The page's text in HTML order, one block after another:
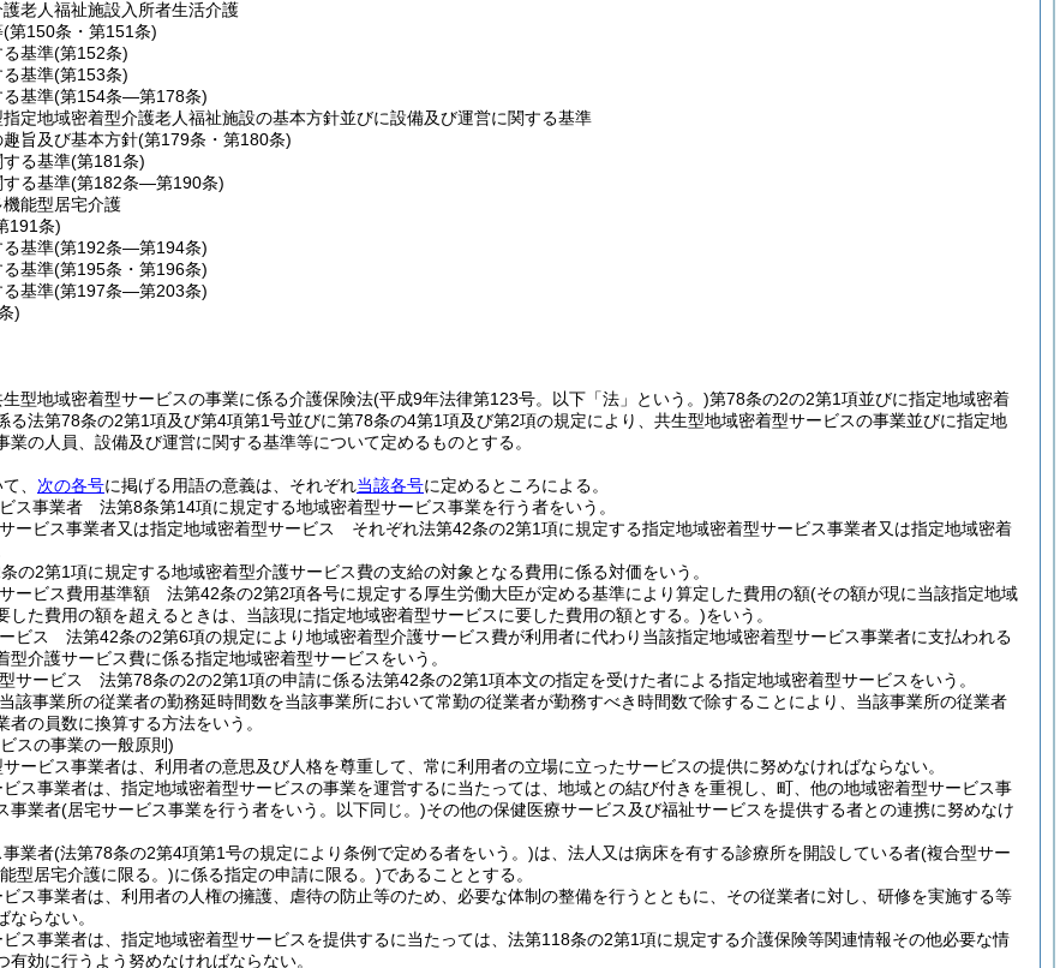
老人福祉施設入所者生活介護
(第150条・第151条)
る基準(第152条)
基準(第153条)
基準(第154条―第178条)
定地域密着型介護老人福祉施設の基本方針並びに設備及び運営に関する基準
趣旨及び基本方針(第179条・第180条)
る基準(第181条)
る基準(第182条―第190条)
能型居宅介護
191条)
る基準(第192条―第194条)
基準(第195条・第196条)
基準(第197条―第203条)
)
型地域密着型サービスの事業に係る介護保険法(平成9年法律第123号。以下「法」という。)第78条の2の2第1項並びに指定地域密着
る法第78条の2第1項及び第4項第1号並びに第78条の4第1項及び第2項の規定により、共生型地域密着型サービスの事業並びに指定地
業の人員、設備及び運営に関する基準等について定めるものとする。
、 次の各号に掲げる用語の意義は、それぞれ当該各号に定めるところによる。
ス事業者 法第8条第14項に規定する地域密着型サービス事業を行う者をいう。
ービス事業者又は指定地域密着型サービス それぞれ法第42条の2第1項に規定する指定地域密着型サービス事業者又は指定地域密着
の2第1項に規定する地域密着型介護サービス費の支給の対象となる費用に係る対価をいう。
ービス費用基準額 法第42条の2第2項各号に規定する厚生労働大臣が定める基準により算定した費用の額(その額が現に当該指定地域
した費用の額を超えるときは、当該現に指定地域密着型サービスに要した費用の額とする。)をいう。
ビス 法第42条の2第6項の規定により地域密着型介護サービス費が利用者に代わり当該指定地域密着型サービス事業者に支払われる
型介護サービス費に係る指定地域密着型サービスをいう。
サービス 法第78条の2の2第1項の申請に係る法第42条の2第1項本文の指定を受けた者による指定地域密着型サービスをいう。
事業所の従業者の勤務延時間数を当該事業所において常勤の従業者が勤務すべき時間数で除することにより、当該事業所の従業者
者の員数に換算する方法をいう。
スの事業の一般原則)
ービス事業者は、利用者の意思及び人格を尊重して、常に利用者の立場に立ったサービスの提供に努めなければならない。
ス事業者は、指定地域密着型サービスの事業を運営するに当たっては、地域との結び付きを重視し、町、他の地域密着型サービス事
事業者(居宅サービス事業を行う者をいう。以下同じ。)その他の保健医療サービス及び福祉サービスを提供する者との連携に努めなけ
業者(法第78条の2第4項第1号の規定により条例で定める者をいう。)は、法人又は病床を有する診療所を開設している者(複合型サー
型居宅介護に限る。)に係る指定の申請に限る。)であることとする。
ス事業者は、利用者の人権の擁護、虐待の防止等のため、必要な体制の整備を行うとともに、その従業者に対し、研修を実施する等
らない。
ス事業者は、指定地域密着型サービスを提供するに当たっては、法第118条の2第1項に規定する介護保険等関連情報その他必要な情
有効に行うよう努めなければならない。